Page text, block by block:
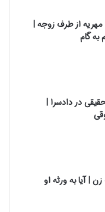
از طرف زوجه |
به گام
در دادسرا |
| آیا به ورثه او